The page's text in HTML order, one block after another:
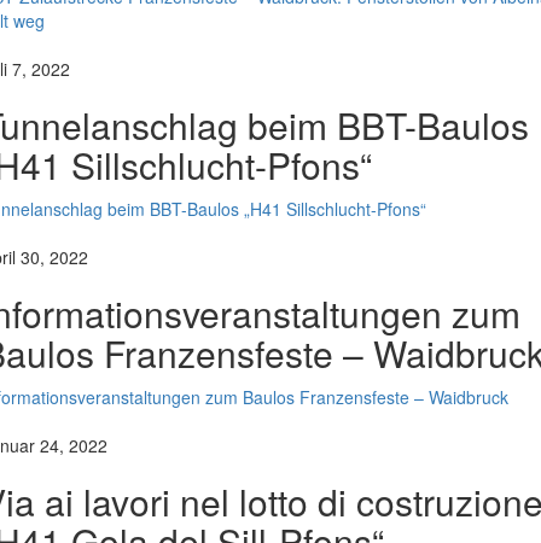
weg
7, 2022
beim BBT-Baulos
Sillschlucht-Pfons“
beim BBT-Baulos „H41 Sillschlucht-Pfons“
30, 2022
zum
Franzensfeste –
zum Baulos Franzensfeste – Waidbruck
24, 2022
ai lavori nel lotto di